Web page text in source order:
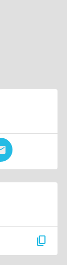
content_copy